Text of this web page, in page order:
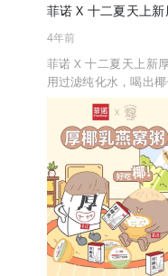
菲诺 X 十二夏天上
4年前
菲诺 X 十二夏天上新
用过滤纯化水，喝出椰